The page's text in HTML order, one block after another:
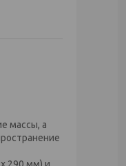
массы, а